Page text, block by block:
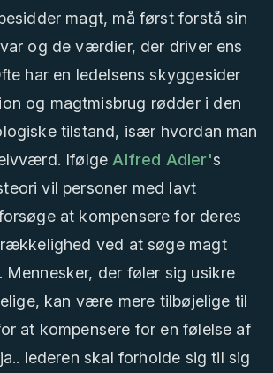
magt, må først forstå sin
og de værdier, der driver ens
har en ledelsens skyggesider
og magtmisbrug rødder i den
tilstand, især hvordan man
Ifølge Alfred Adler's
vil personer med lavt
at kompensere for deres
ved at søge magt
Mennesker, der føler sig usikre
kan være mere tilbøjelige til
at kompensere for en følelse af
lederen skal forholde sig til sig